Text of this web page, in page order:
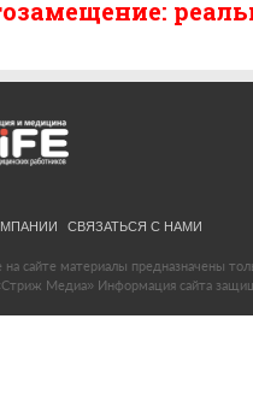
СВЯЗАТЬСЯ С НАМИ
на сайте материалы предназначены
Медиа» Информация сайта